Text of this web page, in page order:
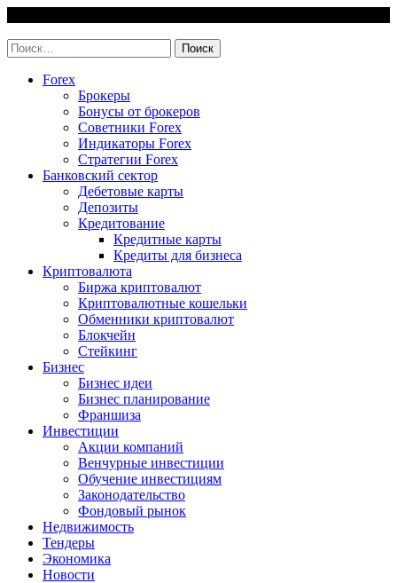
content
Найти:
Forex
Брокеры
Бонусы от брокеров
Советники Forex
Индикаторы Forex
Стратегии Forex
Банковский сектор
Дебетовые карты
Депозиты
Кредитование
Кредитные карты
Кредиты для бизнеса
Криптовалюта
Биржа криптовалют
Криптовалютные кошельки
Обменники криптовалют
Блокчейн
Стейкинг
Бизнес
Бизнес идеи
Бизнес планирование
Франшиза
Инвестиции
Акции компаний
Венчурные инвестиции
Обучение инвестициям
Законодательство
Фондовый рынок
Недвижимость
Тендеры
Экономика
Новости